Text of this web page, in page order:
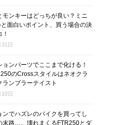
モンキーはどっちが良い？ミニ
面白いポイント、買う場合の決
日
ョンパーツでここまで化ける！
のCrossスタイルはネオクラ
ランブラーテイスト
日
ンでハズレのバイクを買ってし
末路…。壊れまくるFTR250とダ